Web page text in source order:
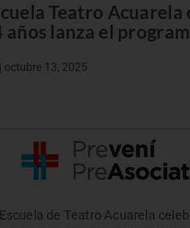
Teatro
años lanza el
octubre 13, 2025
de Teatro Acuarela